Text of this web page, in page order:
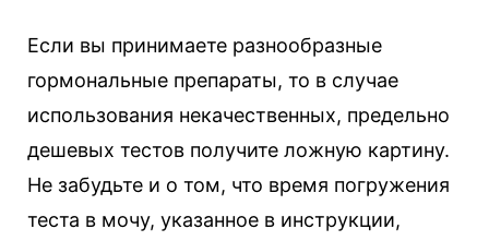
Если вы принимаете разнообразные
гормональные препараты, то в случае
использования некачественных, предельно
дешевых тестов получите ложную картину.
Не забудьте и о том, что время погружения
теста в мочу, указанное в инструкции,